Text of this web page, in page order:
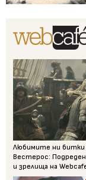
Любимите ни
Вестерос:
и зрелища на